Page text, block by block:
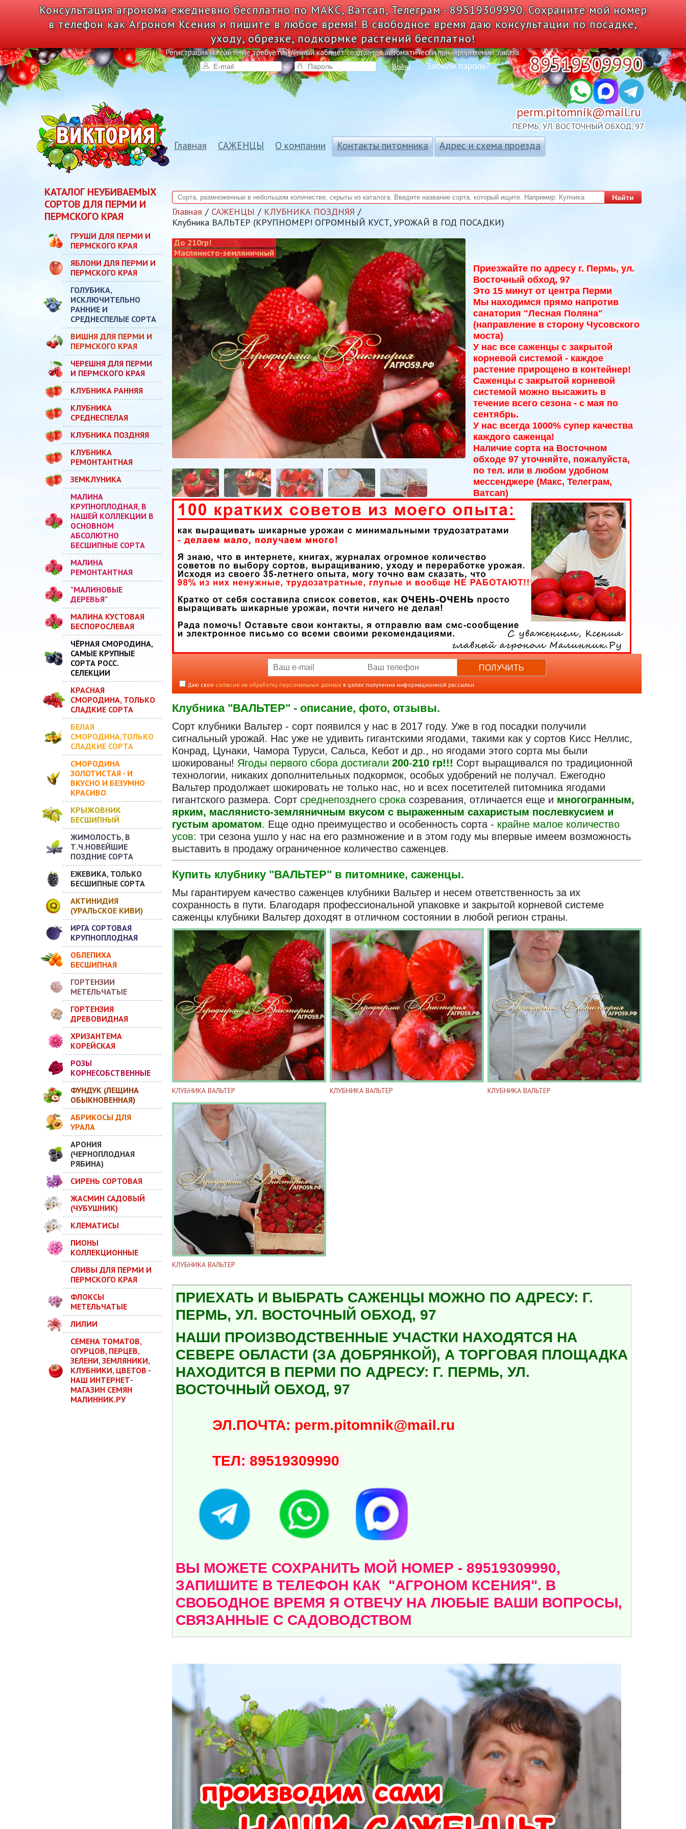
Консультация агронома ежедневно бесплатно по МАКС, Ватсап, Телеграм - 89519309990. Сохраните мой номер
в телефон как Агроном Ксения и пишите в любое время! В свободное время даю консультации по посадке,
уходу, обрезке, подкормке растений бесплатно!
Регистрация на сайте не требуется, личный кабинет создается автоматически при оформлении заказа.
Войти Забыли пароль?
Найти
89519309990
perm.pitomnik@mail.ru
ПЕРМЬ, УЛ. ВОСТОЧНЫЙ ОБХОД, 97
Главная САЖЕНЦЫ О компании Контакты питомника Адрес и схема проезда
КАТАЛОГ НЕУБИВАЕМЫХ
СОРТОВ ДЛЯ ПЕРМИ И
ПЕРМСКОГО КРАЯ
ГРУШИ ДЛЯ ПЕРМИ И
ПЕРМСКОГО КРАЯ
ЯБЛОНИ ДЛЯ ПЕРМИ И
ПЕРМСКОГО КРАЯ
ГОЛУБИКА,
ИСКЛЮЧИТЕЛЬНО
РАННИЕ И
СРЕДНЕСПЕЛЫЕ СОРТА
ВИШНЯ ДЛЯ ПЕРМИ И
ПЕРМСКОГО КРАЯ
ЧЕРЕШНЯ ДЛЯ ПЕРМИ
И ПЕРМСКОГО КРАЯ
КЛУБНИКА РАННЯЯ
КЛУБНИКА
СРЕДНЕСПЕЛАЯ
КЛУБНИКА ПОЗДНЯЯ
КЛУБНИКА
РЕМОНТАНТНАЯ
ЗЕМКЛУНИКА
МАЛИНА
КРУПНОПЛОДНАЯ, В
НАШЕЙ КОЛЛЕКЦИИ В
ОСНОВНОМ
АБСОЛЮТНО
БЕСШИПНЫЕ СОРТА
МАЛИНА
РЕМОНТАНТНАЯ
"МАЛИНОВЫЕ
ДЕРЕВЬЯ"
МАЛИНА КУСТОВАЯ
БЕСПОРОСЛЕВАЯ
ЧЁРНАЯ СМОРОДИНА,
САМЫЕ КРУПНЫЕ
СОРТА РОСС.
СЕЛЕКЦИИ
КРАСНАЯ
СМОРОДИНА, ТОЛЬКО
СЛАДКИЕ СОРТА
БЕЛАЯ
СМОРОДИНА,ТОЛЬКО
СЛАДКИЕ СОРТА
СМОРОДИНА
ЗОЛОТИСТАЯ - И
ВКУСНО И БЕЗУМНО
КРАСИВО
КРЫЖОВНИК
БЕСШИПНЫЙ
ЖИМОЛОСТЬ, В
Т.Ч.НОВЕЙШИЕ
ПОЗДНИЕ СОРТА
ЕЖЕВИКА, ТОЛЬКО
БЕСШИПНЫЕ СОРТА
АКТИНИДИЯ
(УРАЛЬСКОЕ КИВИ)
ИРГА СОРТОВАЯ
КРУПНОПЛОДНАЯ
ОБЛЕПИХА
БЕСШИПНАЯ
ГОРТЕНЗИИ
МЕТЕЛЬЧАТЫЕ
ГОРТЕНЗИЯ
ДРЕВОВИДНАЯ
ХРИЗАНТЕМА
КОРЕЙСКАЯ
РОЗЫ
КОРНЕСОБСТВЕННЫЕ
ФУНДУК (ЛЕЩИНА
ОБЫКНОВЕННАЯ)
АБРИКОСЫ ДЛЯ
УРАЛА
АРОНИЯ
(ЧЕРНОПЛОДНАЯ
РЯБИНА)
СИРЕНЬ СОРТОВАЯ
ЖАСМИН САДОВЫЙ
(ЧУБУШНИК)
КЛЕМАТИСЫ
ПИОНЫ
КОЛЛЕКЦИОННЫЕ
СЛИВЫ ДЛЯ ПЕРМИ И
ПЕРМСКОГО КРАЯ
ФЛОКСЫ
МЕТЕЛЬЧАТЫЕ
ЛИЛИИ
СЕМЕНА ТОМАТОВ,
ОГУРЦОВ, ПЕРЦЕВ,
ЗЕЛЕНИ, ЗЕМЛЯНИКИ,
КЛУБНИКИ, ЦВЕТОВ -
НАШ ИНТЕРНЕТ-
МАГАЗИН СЕМЯН
МАЛИННИК.РУ
Главная САЖЕНЦЫ
КЛУБНИКА ПОЗДНЯЯ
Клубника ВАЛЬТЕР (КРУПНОМЕР! ОГРОМНЫЙ КУСТ, УРОЖАЙ В ГОД ПОСАДКИ)
Приезжайте по адресу г. Пермь, ул.
Восточный обход, 97
Это 15 минут от центра Перми
Мы находимся прямо напротив
санатория "Лесная Поляна"
(направление в сторону Чусовского
моста)
У нас все саженцы с закрытой
корневой системой - каждое
растение прирощено в контейнер!
Саженцы с закрытой корневой
системой можно высажить в
течение всего сезона - с мая по
сентябрь.
У нас всегда 1000% супер качества
каждого саженца!
Наличие сорта на Восточном
обходе 97 уточняйте, пожалуйста,
по тел. или в любом удобном
мессенджере (Макс, Телеграм,
Ватсап)
До 210гр!
Маслянисто-земляничный
Даю свое согласие на обработку персональных данных в целях получения информационной рассылки
Клубника "ВАЛЬТЕР" - описание, фото, отзывы.
Сорт клубники Вальтер - сорт появился у нас в 2017 году. Уже в год посадки получили
сигнальный урожай. Нас уже не удивить гигантскими ягодами, такими как у сортов Кисс Неллис,
Конрад, Цунаки, Чамора Туруси, Сальса, Кебот и др., но ягодами этого сорта мы были
шокированы! Ягоды первого сбора достигали 200-210 гр!!! Сорт выращивался по традиционной
технологии, никаких дополнительных подкормок, особых удобрений не получал. Ежегодно
Вальтер продолжает шокировать не только нас, но и всех посетителей питомника ягодами
гигантского размера. Сорт среднепозднего срока созревания, отличается еще и многогранным,
ярким, маслянисто-земляничным вкусом с выраженным сахаристым послевкусием и
густым ароматом. Еще одно преимущество и особенность сорта - крайне малое количество
усов: три сезона ушло у нас на его размножение и в этом году мы впервые имеем возможность
выставить в продажу ограниченное количество саженцев.
Купить клубнику "ВАЛЬТЕР" в питомнике, саженцы.
Мы гарантируем качество саженцев клубники Вальтер и несем ответственность за их
сохранность в пути. Благодаря профессиональной упаковке и закрытой корневой системе
саженцы клубники Вальтер доходят в отличном состоянии в любой регион страны.
КЛУБНИКА ВАЛЬТЕР КЛУБНИКА ВАЛЬТЕР КЛУБНИКА ВАЛЬТЕР
КЛУБНИКА ВАЛЬТЕР
ПРИЕХАТЬ И ВЫБРАТЬ САЖЕНЦЫ МОЖНО ПО АДРЕСУ: Г.
ПЕРМЬ, УЛ. ВОСТОЧНЫЙ ОБХОД, 97
НАШИ ПРОИЗВОДСТВЕННЫЕ УЧАСТКИ НАХОДЯТСЯ НА
СЕВЕРЕ ОБЛАСТИ (ЗА ДОБРЯНКОЙ), А ТОРГОВАЯ ПЛОЩАДКА
НАХОДИТСЯ В ПЕРМИ ПО АДРЕСУ: Г. ПЕРМЬ, УЛ.
ВОСТОЧНЫЙ ОБХОД, 97
ЭЛ.ПОЧТА: perm.pitomnik@mail.ru
ТЕЛ: 89519309990
ВЫ МОЖЕТЕ СОХРАНИТЬ МОЙ НОМЕР - 89519309990,
ЗАПИШИТЕ В ТЕЛЕФОН КАК "АГРОНОМ КСЕНИЯ". В
СВОБОДНОЕ ВРЕМЯ Я ОТВЕЧУ НА ЛЮБЫЕ ВАШИ ВОПРОСЫ,
СВЯЗАННЫЕ С САДОВОДСТВОМ